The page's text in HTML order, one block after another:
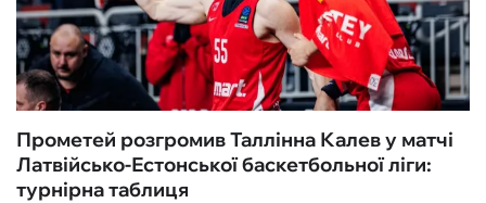
Прометей розгромив Таллінна Калев у матчі
Латвійсько-Естонської баскетбольної ліги:
турнірна таблиця